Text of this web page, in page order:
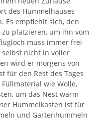
des Hummelhauses
Es empfiehlt sich, den
platzieren, um ihn vom
muss immer frei
nicht in voller
wird er morgens von
für den Rest des Tages
Füllmaterial wie Wolle,
um das Nest warm
Hummelkasten ist für
und Gartenhummeln